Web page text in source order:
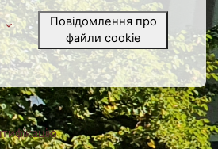
Повідомлення про
файли cookie